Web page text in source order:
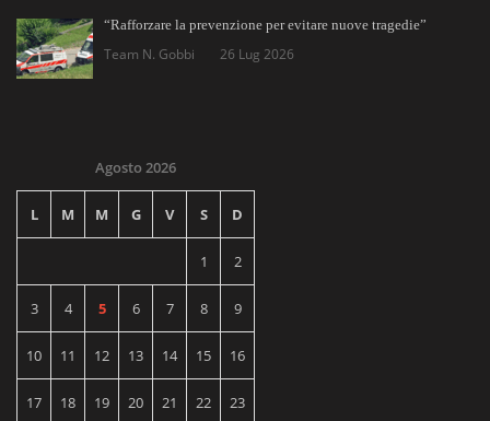
“Rafforzare la prevenzione per evitare nuove tragedie”
Team N. Gobbi 26 Lug 2026
Agosto 2026
L M M G V S D
1 2
3 4 5 6 7 8 9
10 11 12 13 14 15 16
17 18 19 20 21 22 23